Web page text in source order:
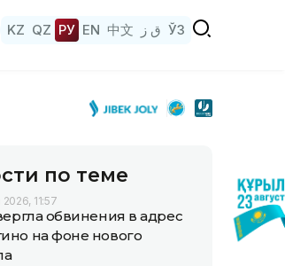
KZ QZ РУ EN 中文 ق ز ЎЗ
по теме
2026, 11:57
обвинения в адрес
на фоне нового